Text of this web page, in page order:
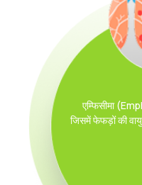
एम्फिसीमा
जिसमें फेफड़ों की